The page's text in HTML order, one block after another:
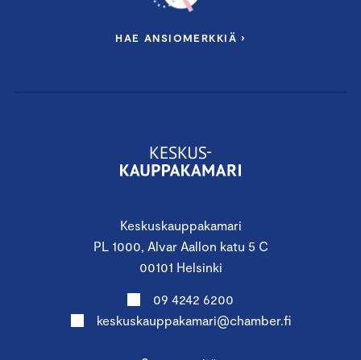
Keskuskauppakamari
PL 1000, Alvar Aallon katu 5 C
00101 Helsinki
09 4242 6200
keskuskauppakamari@chamber.fi
HAE ANSIOMERKKIÄ ›